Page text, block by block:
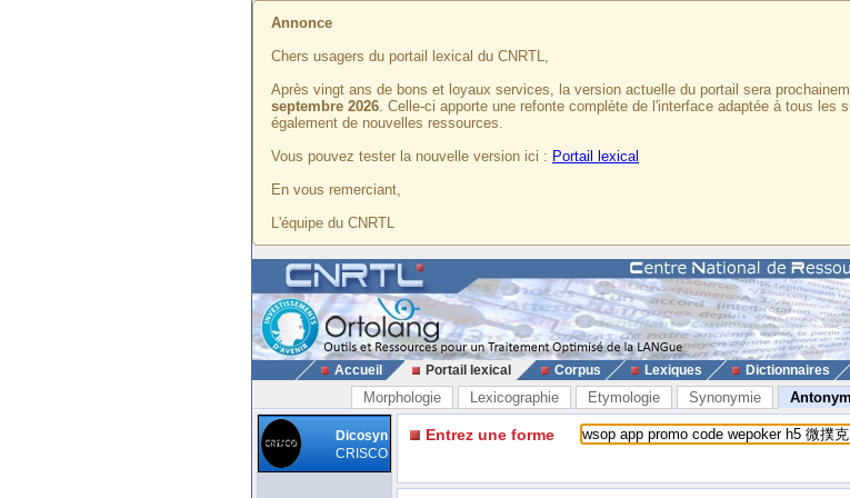
Annonce
Chers usagers du portail lexical du CNRTL,
Après vingt ans de bons et loyaux services, la version actuelle du portail sera
septembre 2026. Celle-ci apporte une refonte complète de l'interface adaptée à tous les
également de nouvelles ressources.
Vous pouvez tester la nouvelle version ici : Portail lexical
En vous remerciant,
L'équipe du CNRTL
Accueil Portail lexical Corpus Lexiques Dictionnaires
Morphologie Lexicographie Etymologie Synonymie
Dicosyn
CRISCO
Entrez une forme